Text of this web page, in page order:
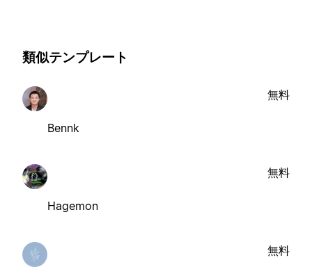
類似テンプレート
Bennk
無料
Hagemon
無料
無料